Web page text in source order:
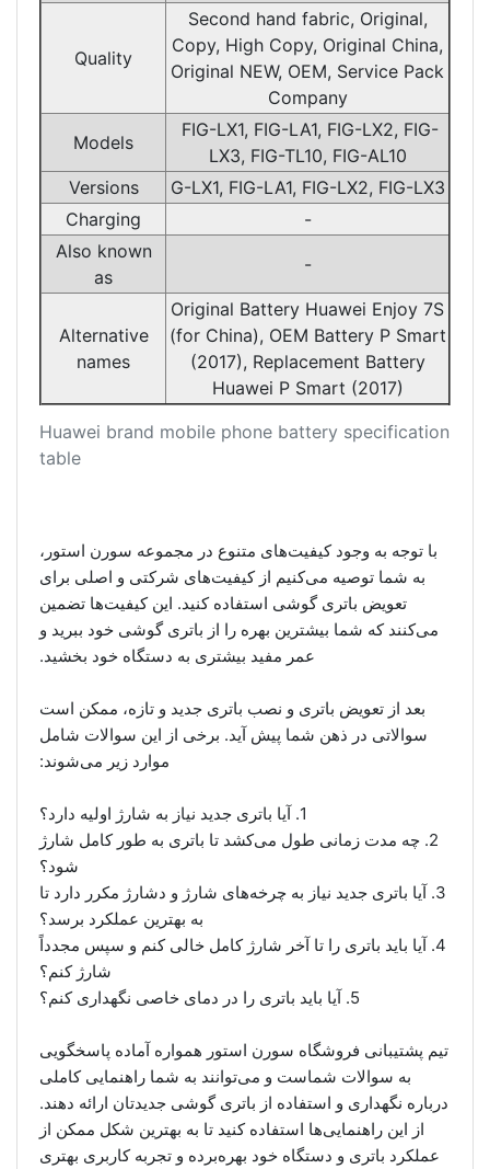
Huawei brand mobile phone battery specification
table
Quality
Second hand fabric, Original,
Copy, High Copy, Original China,
Original NEW, OEM, Service Pack
Company
Models
FIG-LX1, FIG-LA1, FIG-LX2, FIG-
LX3, FIG-TL10, FIG-AL10
Versions
G-LX1, FIG-LA1, FIG-LX2, FIG-LX3
Charging
-
Also known
as
-
Alternative
names
Original Battery Huawei Enjoy 7S
(for China), OEM Battery P Smart
(2017), Replacement Battery
Huawei P Smart (2017)
با توجه به وجود کیفیت‌های متنوع در مجموعه سورن استور،
به شما توصیه می‌کنیم از کیفیت‌های شرکتی و اصلی برای
تعویض باتری گوشی استفاده کنید. این کیفیت‌ها تضمین
می‌کنند که شما بیشترین بهره را از باتری گوشی خود ببرید و
عمر مفید بیشتری به دستگاه خود بخشید.
بعد از تعویض باتری و نصب باتری جدید و تازه، ممکن است
سوالاتی در ذهن شما پیش آید. برخی از این سوالات شامل
موارد زیر می‌شوند:
1. آیا باتری جدید نیاز به شارژ اولیه دارد؟
2. چه مدت زمانی طول می‌کشد تا باتری به طور کامل شارژ
شود؟
3. آیا باتری جدید نیاز به چرخه‌های شارژ و دشارژ مکرر دارد تا
به بهترین عملکرد برسد؟
4. آیا باید باتری را تا آخر شارژ کامل خالی کنم و سپس مجدداً
شارژ کنم؟
5. آیا باید باتری را در دمای خاصی نگهداری کنم؟
تیم پشتیبانی فروشگاه سورن استور همواره آماده پاسخگویی
به سوالات شماست و می‌توانند به شما راهنمایی کاملی
درباره نگهداری و استفاده از باتری گوشی جدیدتان ارائه دهند.
از این راهنمایی‌ها استفاده کنید تا به بهترین شکل ممکن از
عملکرد باتری و دستگاه خود بهره‌برده و تجربه کاربری بهتری